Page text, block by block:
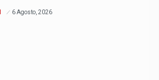
6 Agosto, 2026